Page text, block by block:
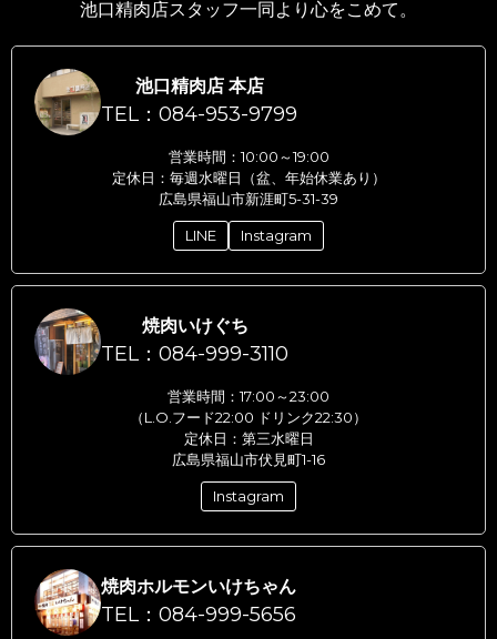
池口精肉店スタッフ一同より心をこめて。
池口精肉店 本店
TEL：084-953-9799
営業時間：10:00～19:00
定休日：毎週水曜日（盆、年始休業あり）
広島県福山市新涯町5-31-39
LINE Instagram
焼肉いけぐち
TEL：084-999-3110
営業時間：17:00～23:00
（L.O.フード22:00 ドリンク22:30）
定休日：第三水曜日
広島県福山市伏見町1-16
Instagram
焼肉ホルモンいけちゃん
TEL：084-999-5656